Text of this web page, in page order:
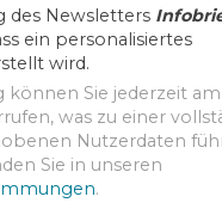
des Newsletters
ein personalisiertes
wird.
können Sie jederzeit
was zu einer
Nutzerdaten führt.
Sie in unseren
.